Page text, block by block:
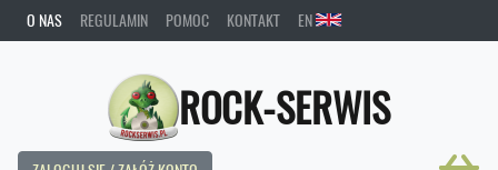
O NAS REGULAMIN POMOC KONTAKT EN
ROCK-SERWIS